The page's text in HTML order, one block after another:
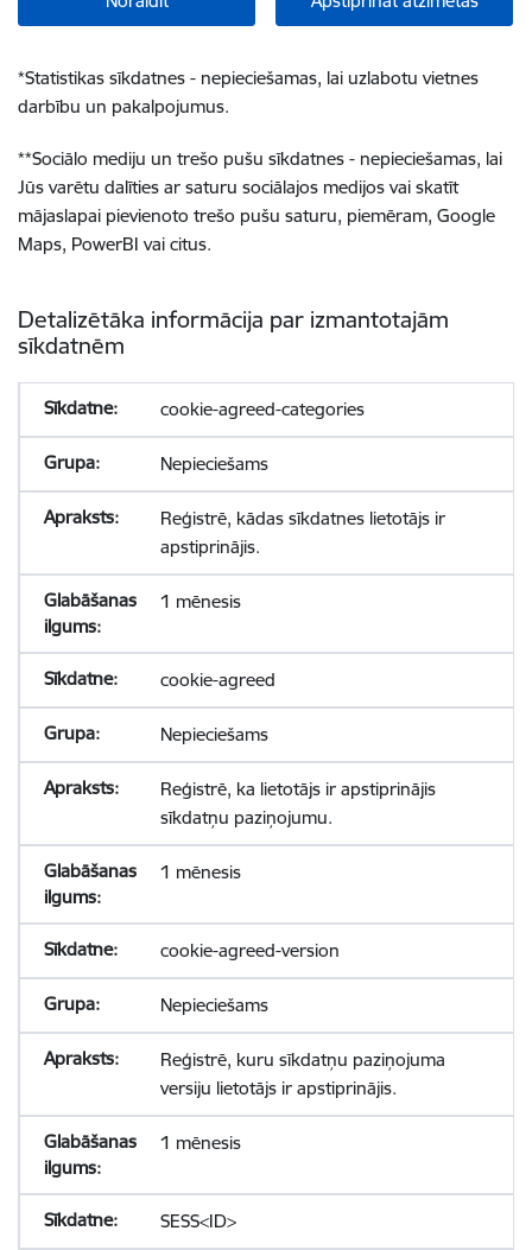
*Statistikas sīkdatnes - nepieciešamas, lai uzlabotu vietnes
darbību un pakalpojumus.
**Sociālo mediju un trešo pušu sīkdatnes - nepieciešamas, lai
Jūs varētu dalīties ar saturu sociālajos medijos vai skatīt
mājaslapai pievienoto trešo pušu saturu, piemēram, Google
Maps, PowerBI vai citus.
Detalizētāka informācija par izmantotajām
sīkdatnēm
cookie-agreed-categories
Nepieciešams
Reģistrē, kādas sīkdatnes lietotājs ir
apstiprinājis.
1 mēnesis
cookie-agreed
Nepieciešams
Reģistrē, ka lietotājs ir apstiprinājis
sīkdatņu paziņojumu.
1 mēnesis
cookie-agreed-version
Nepieciešams
Reģistrē, kuru sīkdatņu paziņojuma
versiju lietotājs ir apstiprinājis.
1 mēnesis
SESS<ID>